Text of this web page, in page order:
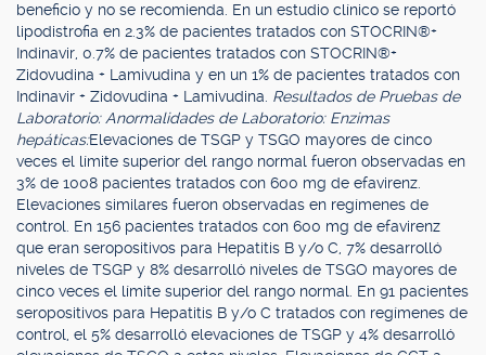
beneficio y no se recomienda. En un estudio clínico se reportó
lipodistrofia en 2.3% de pacientes tratados con STOCRIN®+
Indinavir, 0.7% de pacientes tratados con STOCRIN®+
Zidovudina + Lamivudina y en un 1% de pacientes tratados con
Indinavir + Zidovudina + Lamivudina. Resultados de Pruebas de
Laboratorio: Anormalidades de Laboratorio: Enzimas
hepáticas:Elevaciones de TSGP y TSGO mayores de cinco
veces el límite superior del rango normal fueron observadas en
3% de 1008 pacientes tratados con 600 mg de efavirenz.
Elevaciones similares fueron observadas en regímenes de
control. En 156 pacientes tratados con 600 mg de efavirenz
que eran seropositivos para Hepatitis B y/o C, 7% desarrolló
niveles de TSGP y 8% desarrolló niveles de TSGO mayores de
cinco veces el límite superior del rango normal. En 91 pacientes
seropositivos para Hepatitis B y/o C tratados con regímenes de
control, el 5% desarrolló elevaciones de TSGP y 4% desarrolló